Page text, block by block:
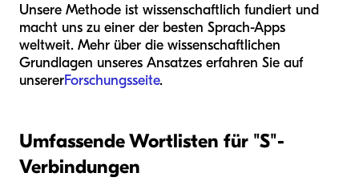
Unsere Methode ist wissenschaftlich fundiert und
macht uns zu einer der besten Sprach-Apps
weltweit. Mehr über die wissenschaftlichen
Grundlagen unseres Ansatzes erfahren Sie auf
unsererForschungsseite.
Umfassende Wortlisten für "S"-
Verbindungen